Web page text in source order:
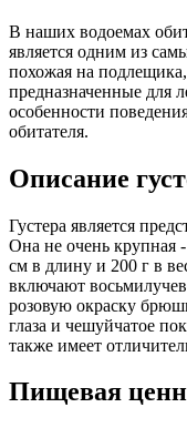
В наших водоемах
является одним из
похожая на
предназначенные для
особенности
обитателя.
Описание
Густера является
Она не очень крупная
см в длину и 200 г в
включают
розовую окраску
глаза и чешуйчатое
также имеет
Пищевая